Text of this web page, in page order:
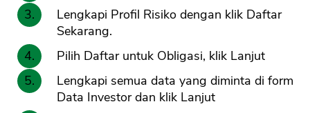
Lengkapi Profil Risiko dengan klik Daftar
Sekarang.
Pilih Daftar untuk Obligasi, klik Lanjut
Lengkapi semua data yang diminta di form
Data Investor dan klik Lanjut